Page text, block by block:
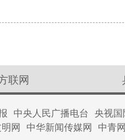
中央人民广播电台 央视国
网 中华新闻传媒网 中青网
联网